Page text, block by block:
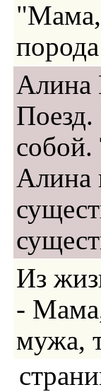
"Мама,
Алина
собой.
Алина
Из
-
мужа,